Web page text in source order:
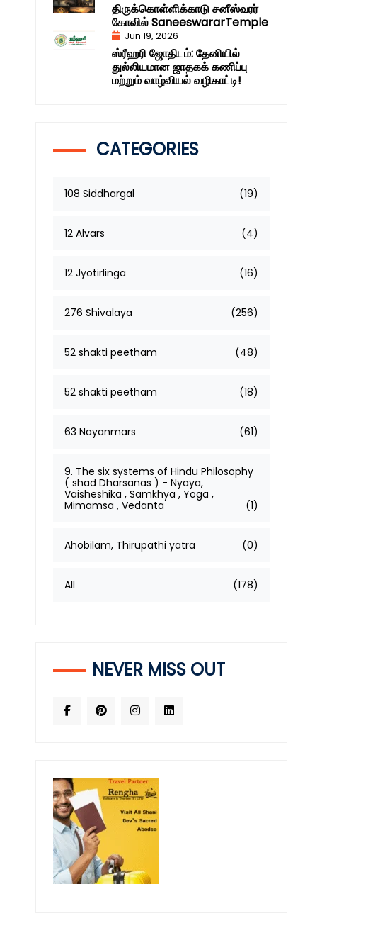
திருக்கொள்ளிக்காடு சனீஸ்வரர்
கோவில் SaneeswararTemple
Jun 19, 2026
ஸ்ரீஹரி ஜோதிடம்: தேனியில்
துல்லியமான ஜாதகக் கணிப்பு
மற்றும் வாழ்வியல் வழிகாட்டி!
CATEGORIES
108 Siddhargal (19)
12 Alvars (4)
12 Jyotirlinga (16)
276 Shivalaya (256)
52 shakti peetham (48)
52 shakti peetham (18)
63 Nayanmars (61)
9. The six systems of Hindu Philosophy
( shad Dharsanas ) - Nyaya,
Vaisheshika , Samkhya , Yoga ,
Mimamsa , Vedanta
(1)
Ahobilam, Thirupathi yatra (0)
All (178)
NEVER MISS OUT